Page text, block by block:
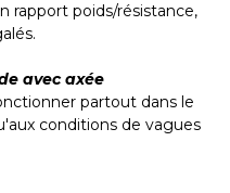
rapport poids/résistance,
avec axée
partout dans le
conditions de vagues